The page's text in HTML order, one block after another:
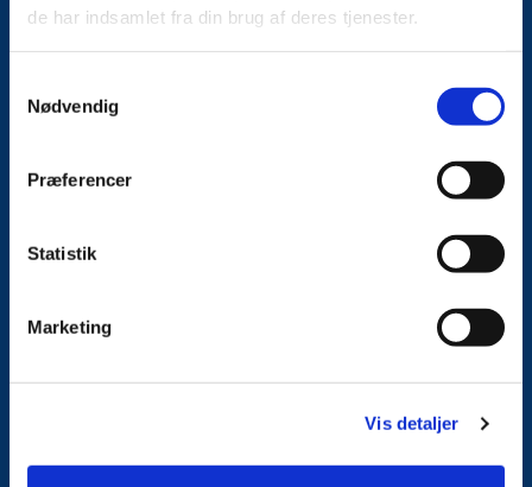
de har indsamlet fra din brug af deres tjenester.
Nødvendig
Præferencer
Statistik
Marketing
Vis detaljer
Høje Taastrup Kirke
Præstegårdsvej 3